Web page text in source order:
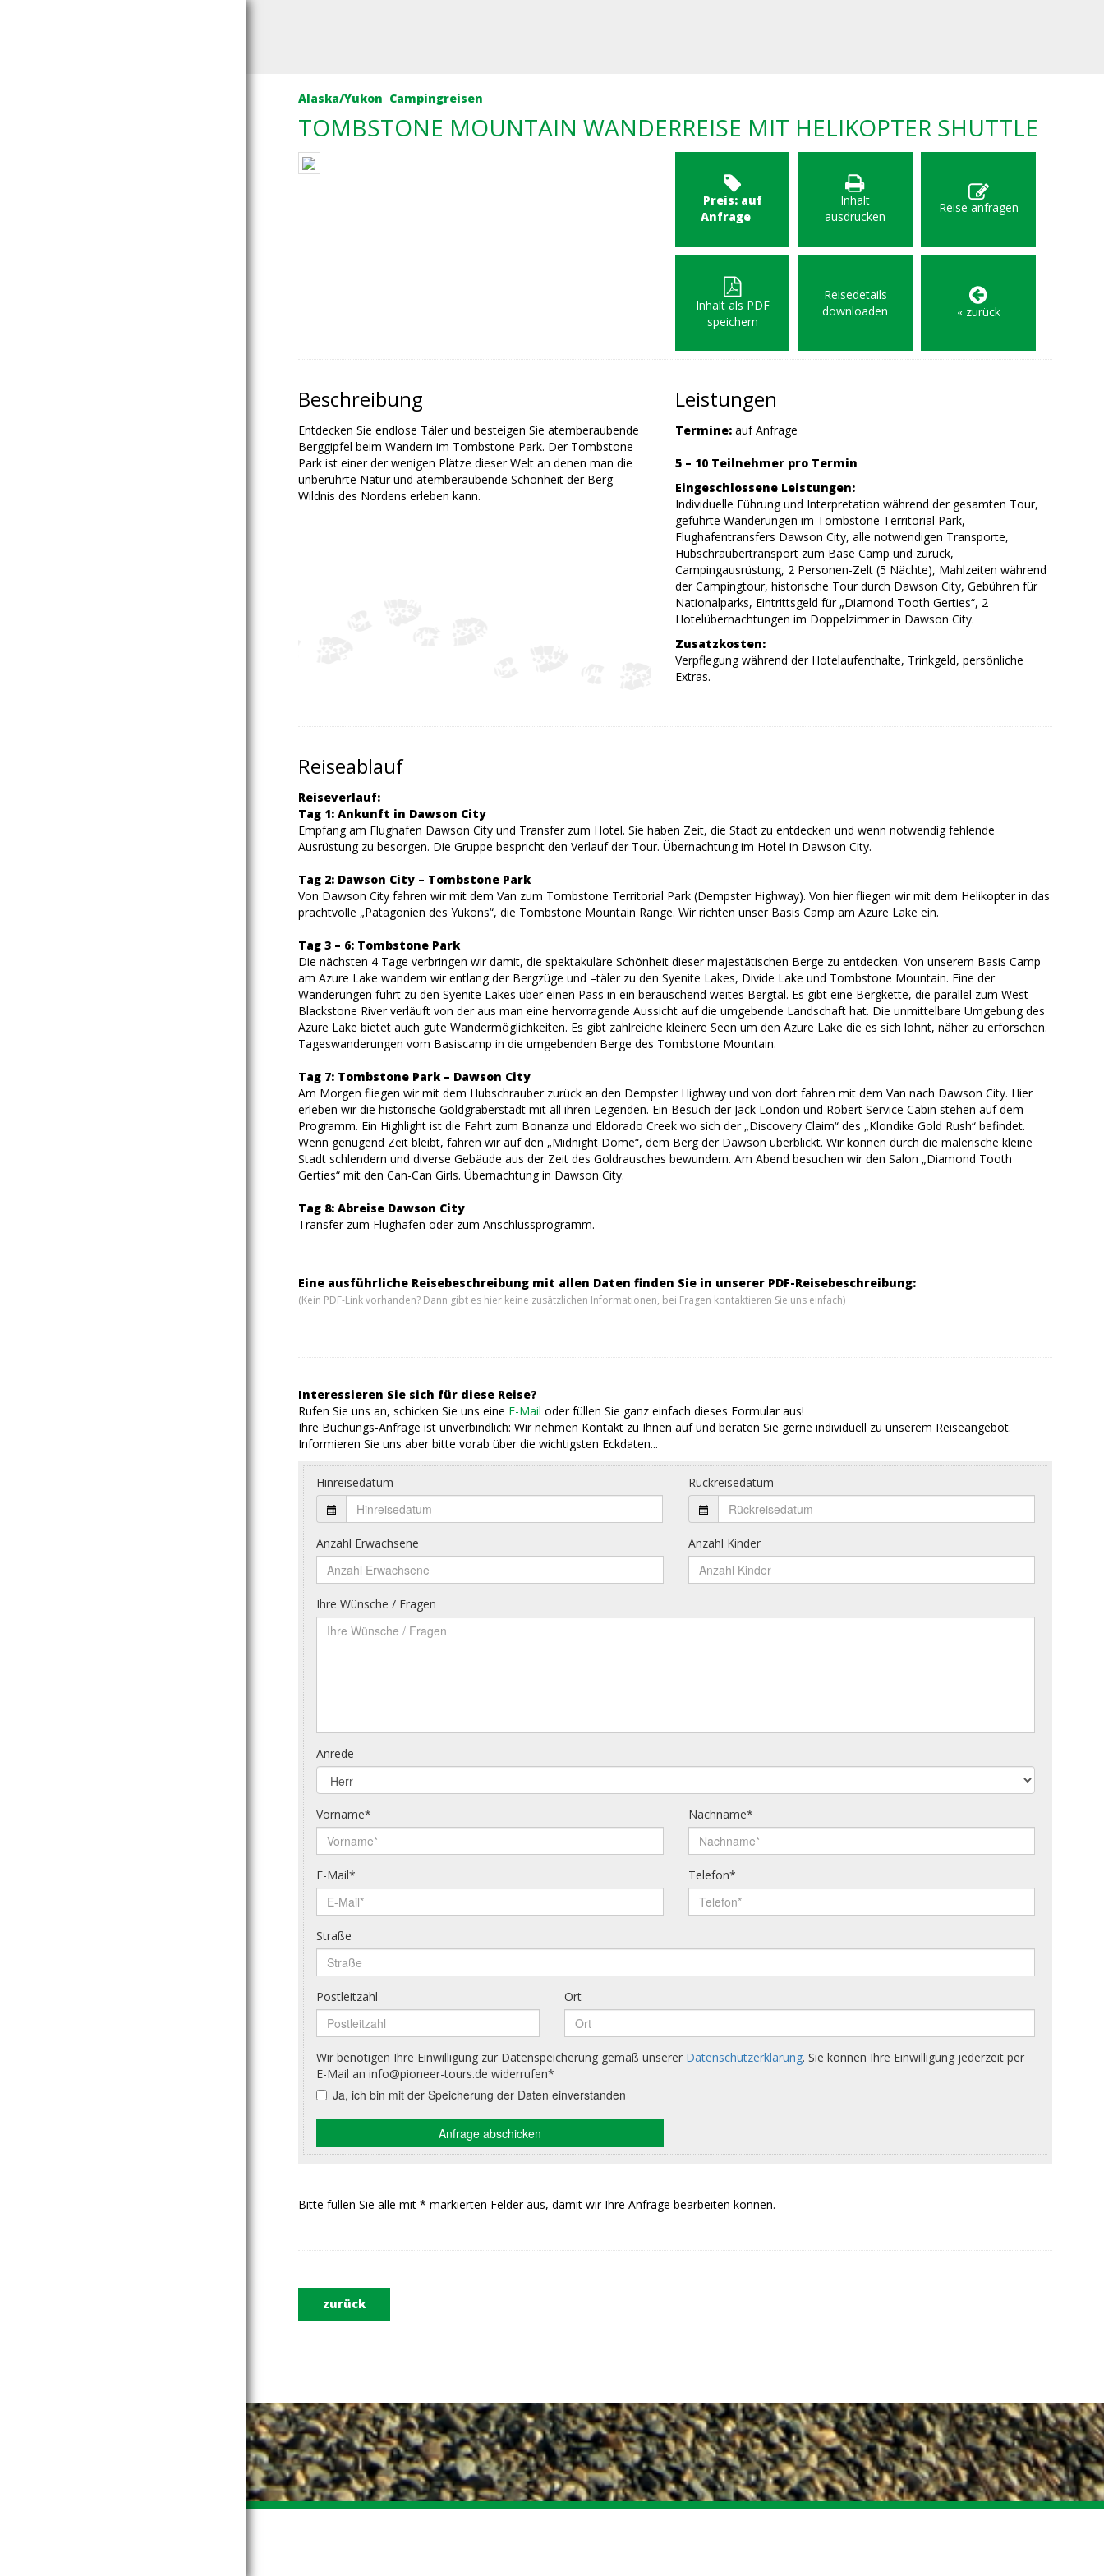
Alaska/Yukon Campingreisen
TOMBSTONE MOUNTAIN WANDERREISE MIT HELIKOPTER SHUTTLE
Preis: auf
Anfrage
Inhalt
ausdrucken
Reise anfragen
Inhalt als PDF
speichern
Reisedetails
downloaden
« zurück
Beschreibung
Entdecken Sie endlose Täler und besteigen Sie atemberaubende
Berggipfel beim Wandern im Tombstone Park. Der Tombstone
Park ist einer der wenigen Plätze dieser Welt an denen man die
unberührte Natur und atemberaubende Schönheit der Berg-
Wildnis des Nordens erleben kann.
Leistungen
Termine: auf Anfrage
5 – 10 Teilnehmer pro Termin
Eingeschlossene Leistungen:
Individuelle Führung und Interpretation während der gesamten Tour,
geführte Wanderungen im Tombstone Territorial Park,
Flughafentransfers Dawson City, alle notwendigen Transporte,
Hubschraubertransport zum Base Camp und zurück,
Campingausrüstung, 2 Personen-Zelt (5 Nächte), Mahlzeiten während
der Campingtour, historische Tour durch Dawson City, Gebühren für
Nationalparks, Eintrittsgeld für „Diamond Tooth Gerties“, 2
Hotelübernachtungen im Doppelzimmer in Dawson City.
Zusatzkosten:
Verpflegung während der Hotelaufenthalte, Trinkgeld, persönliche
Extras.
Reiseablauf
Reiseverlauf:
Tag 1: Ankunft in Dawson City
Empfang am Flughafen Dawson City und Transfer zum Hotel. Sie haben Zeit, die Stadt zu entdecken und wenn notwendig fehlende
Ausrüstung zu besorgen. Die Gruppe bespricht den Verlauf der Tour. Übernachtung im Hotel in Dawson City.
Tag 2: Dawson City – Tombstone Park
Von Dawson City fahren wir mit dem Van zum Tombstone Territorial Park (Dempster Highway). Von hier fliegen wir mit dem Helikopter in das
prachtvolle „Patagonien des Yukons“, die Tombstone Mountain Range. Wir richten unser Basis Camp am Azure Lake ein.
Tag 3 – 6: Tombstone Park
Die nächsten 4 Tage verbringen wir damit, die spektakuläre Schönheit dieser majestätischen Berge zu entdecken. Von unserem Basis Camp
am Azure Lake wandern wir entlang der Bergzüge und –täler zu den Syenite Lakes, Divide Lake und Tombstone Mountain. Eine der
Wanderungen führt zu den Syenite Lakes über einen Pass in ein berauschend weites Bergtal. Es gibt eine Bergkette, die parallel zum West
Blackstone River verläuft von der aus man eine hervorragende Aussicht auf die umgebende Landschaft hat. Die unmittelbare Umgebung des
Azure Lake bietet auch gute Wandermöglichkeiten. Es gibt zahlreiche kleinere Seen um den Azure Lake die es sich lohnt, näher zu erforschen.
Tageswanderungen vom Basiscamp in die umgebenden Berge des Tombstone Mountain.
Tag 7: Tombstone Park – Dawson City
Am Morgen fliegen wir mit dem Hubschrauber zurück an den Dempster Highway und von dort fahren mit dem Van nach Dawson City. Hier
erleben wir die historische Goldgräberstadt mit all ihren Legenden. Ein Besuch der Jack London und Robert Service Cabin stehen auf dem
Programm. Ein Highlight ist die Fahrt zum Bonanza und Eldorado Creek wo sich der „Discovery Claim“ des „Klondike Gold Rush“ befindet.
Wenn genügend Zeit bleibt, fahren wir auf den „Midnight Dome“, dem Berg der Dawson überblickt. Wir können durch die malerische kleine
Stadt schlendern und diverse Gebäude aus der Zeit des Goldrausches bewundern. Am Abend besuchen wir den Salon „Diamond Tooth
Gerties“ mit den Can-Can Girls. Übernachtung in Dawson City.
Tag 8: Abreise Dawson City
Transfer zum Flughafen oder zum Anschlussprogramm.
Eine ausführliche Reisebeschreibung mit allen Daten finden Sie in unserer PDF-Reisebeschreibung:
(Kein PDF-Link vorhanden? Dann gibt es hier keine zusätzlichen Informationen, bei Fragen kontaktieren Sie uns einfach)
Interessieren Sie sich für diese Reise?
Rufen Sie uns an, schicken Sie uns eine E-Mail oder füllen Sie ganz einfach dieses Formular aus!
Ihre Buchungs-Anfrage ist unverbindlich: Wir nehmen Kontakt zu Ihnen auf und beraten Sie gerne individuell zu unserem Reiseangebot.
Informieren Sie uns aber bitte vorab über die wichtigsten Eckdaten...
Bitte füllen Sie alle mit * markierten Felder aus, damit wir Ihre Anfrage bearbeiten können.
zurück